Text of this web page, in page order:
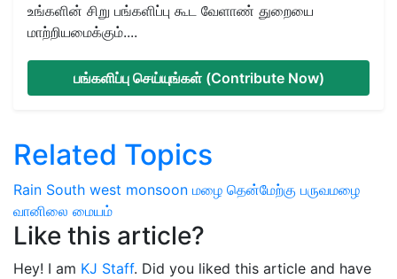
உங்களின் சிறு பங்களிப்பு கூட வேளாண் துறையை
மாற்றியமைக்கும்....
பங்களிப்பு செய்யுங்கள் (Contribute Now)
Related Topics
Rain South west monsoon மழை தென்மேற்கு பருவமழை
வானிலை மையம்
Like this article?
Hey! I am KJ Staff. Did you liked this article and have